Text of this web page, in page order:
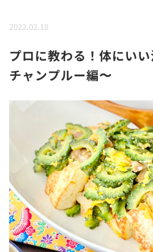
2022.02.18
プロに教わる！体にい
チャンプルー編〜